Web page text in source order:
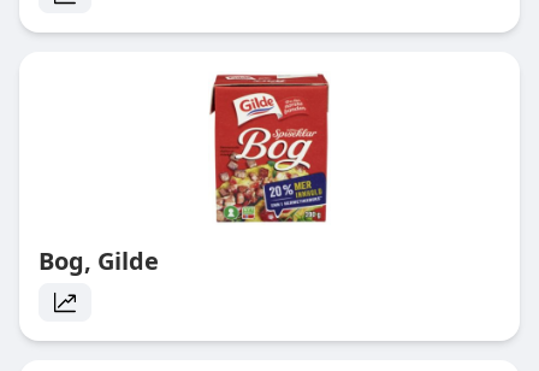
Bog, Gilde